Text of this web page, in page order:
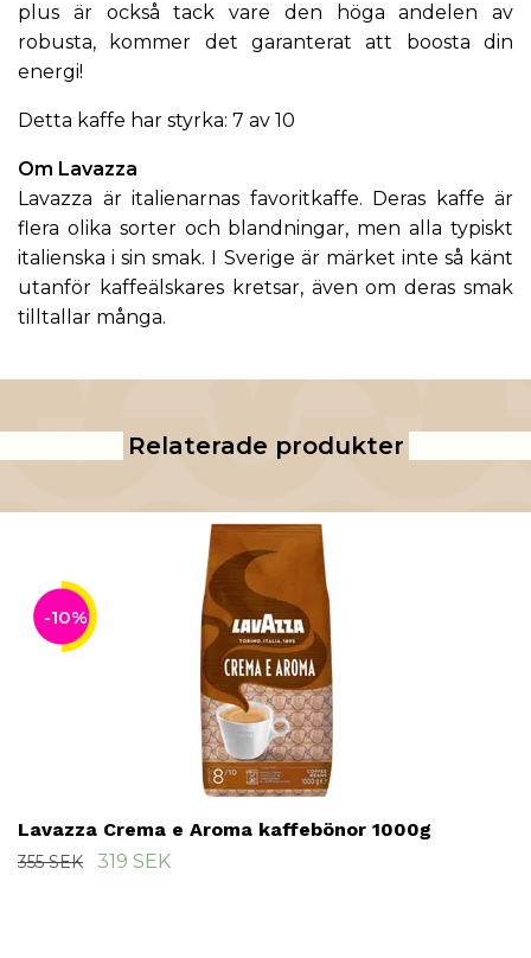
plus är också tack vare den höga andelen av
robusta, kommer det garanterat att boosta din
energi!
Detta kaffe har styrka: 7 av 10
Om Lavazza
Lavazza är italienarnas favoritkaffe. Deras kaffe är
flera olika sorter och blandningar, men alla typiskt
italienska i sin smak. I Sverige är märket inte så känt
utanför kaffeälskares kretsar, även om deras smak
tilltallar många.
Relaterade produkter
-10%
Lavazza Crema e Aroma kaffebönor 1000g
355 SEK 319 SEK